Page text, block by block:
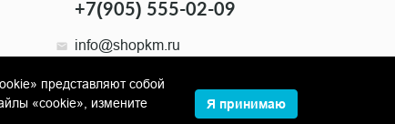
+7(905) 555-02-09
info@shopkm.ru
представляют собой
«cookie», измените
Я принимаю